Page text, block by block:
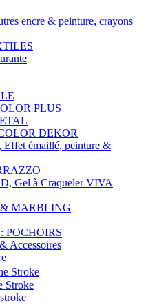
encre & peinture, crayons
PLUS
DEKOR
émaillé, peinture &
Gel à Craqueler VIVA
& MARBLING
POCHOIRS
Accessoires
Stroke
Stroke